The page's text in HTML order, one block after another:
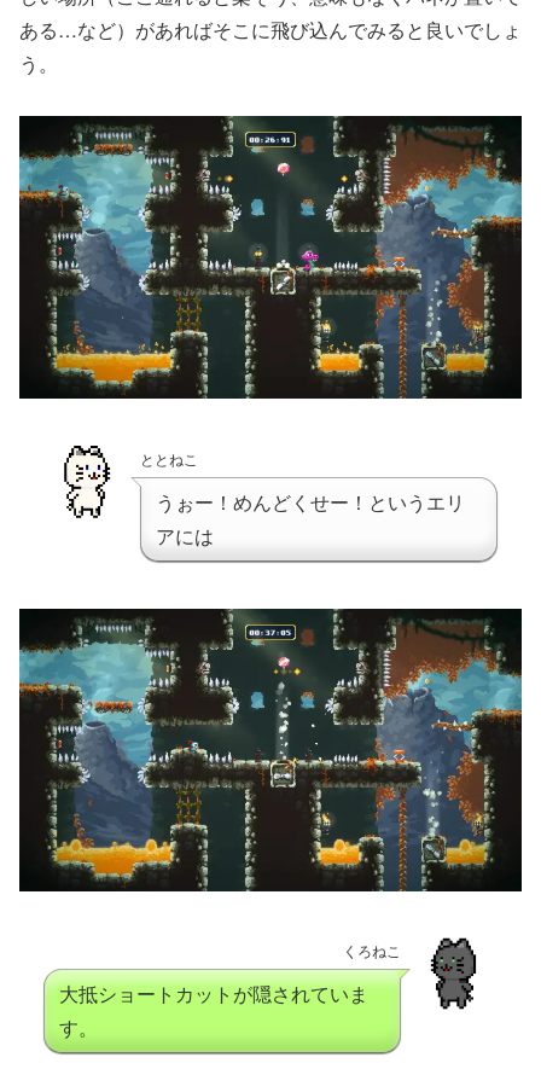
ある…など）があればそこに飛び込んでみると良いでしょ
う。
ととねこ
うぉー！めんどくせー！というエリ
アには
くろねこ
大抵ショートカットが隠されていま
す。